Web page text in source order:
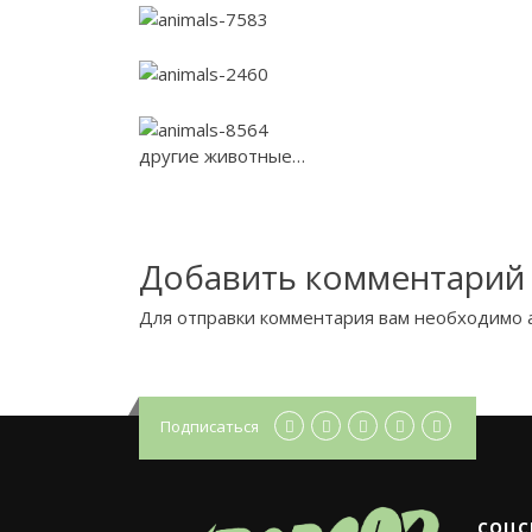
другие животные…
Добавить комментарий
Для отправки комментария вам необходимо
Подписаться